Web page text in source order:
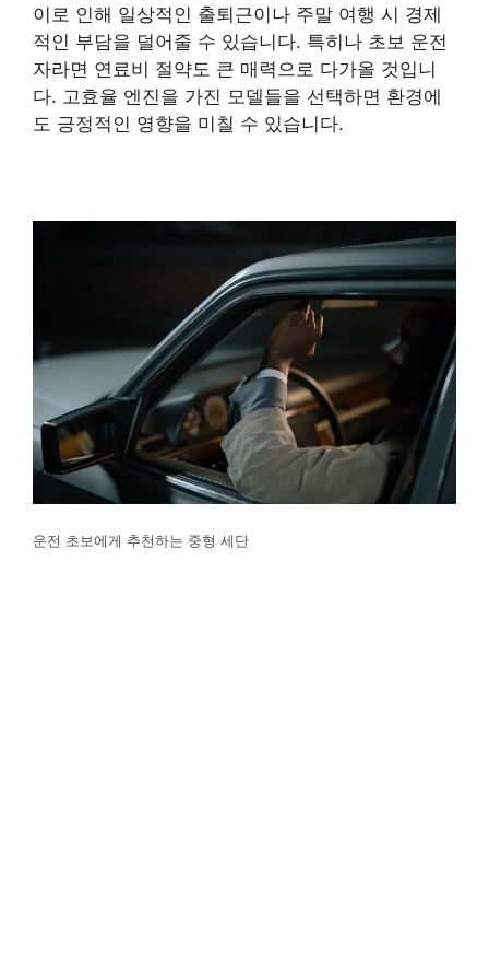
이로 인해 일상적인 출퇴근이나 주말 여행 시 경제
적인 부담을 덜어줄 수 있습니다. 특히나 초보 운전
자라면 연료비 절약도 큰 매력으로 다가올 것입니
다. 고효율 엔진을 가진 모델들을 선택하면 환경에
도 긍정적인 영향을 미칠 수 있습니다.
운전 초보에게 추천하는 중형 세단